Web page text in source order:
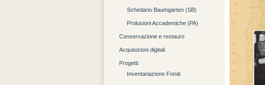
Schedario Baumgarten (SB)
Prolusioni Accademiche (PA)
Conservazione e restauro
Acquisizioni digitali
Progetti
Inventariazione Fondi